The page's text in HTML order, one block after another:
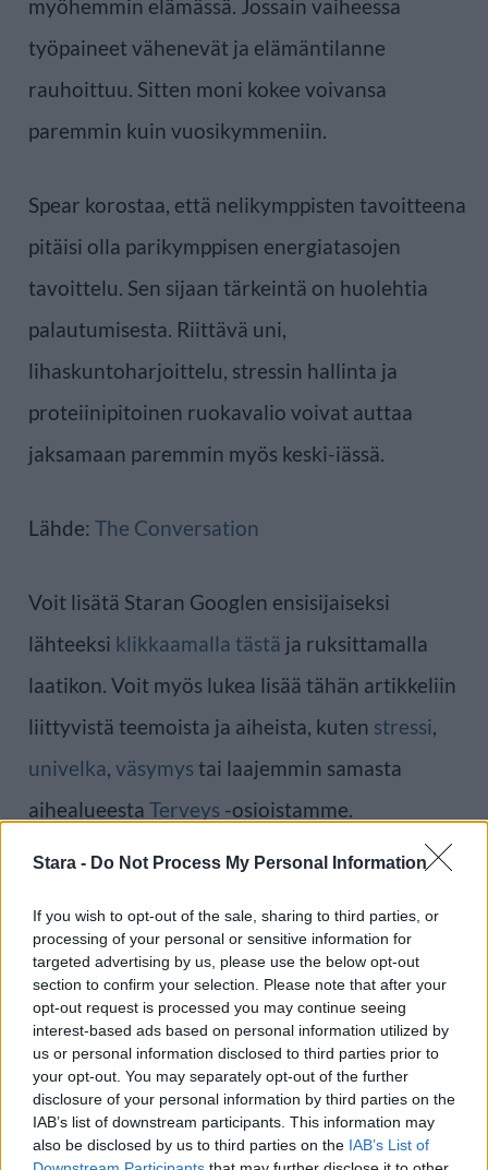
Stara - Do Not Process My Personal Information
If you wish to opt-out of the sale, sharing to third parties, or
processing of your personal or sensitive information for
targeted advertising by us, please use the below opt-out
section to confirm your selection. Please note that after your
opt-out request is processed you may continue seeing
interest-based ads based on personal information utilized by
us or personal information disclosed to third parties prior to
your opt-out. You may separately opt-out of the further
disclosure of your personal information by third parties on the
IAB’s list of downstream participants. This information may
also be disclosed by us to third parties on the IAB’s List of
myöhemmin elämässä. Jossain vaiheessa
työpaineet vähenevät ja elämäntilanne
rauhoittuu. Sitten moni kokee voivansa
paremmin kuin vuosikymmeniin.
Spear korostaa, että nelikymppisten tavoitteena
pitäisi olla parikymppisen energiatasojen
tavoittelu. Sen sijaan tärkeintä on huolehtia
palautumisesta. Riittävä uni,
lihaskuntoharjoittelu, stressin hallinta ja
proteiinipitoinen ruokavalio voivat auttaa
jaksamaan paremmin myös keski-iässä.
Lähde: The Conversation
Voit lisätä Staran Googlen ensisijaiseksi
lähteeksi klikkaamalla tästä ja ruksittamalla
laatikon. Voit myös lukea lisää tähän artikkeliin
liittyvistä teemoista ja aiheista, kuten stressi,
univelka, väsymys tai laajemmin samasta
aihealueesta Terveys -osioistamme.
·Toimitusperiaatteet